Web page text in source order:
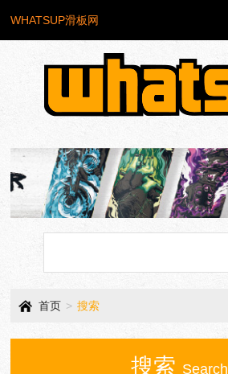
WHATSUP滑板网
首页 > 搜索
搜索 Search